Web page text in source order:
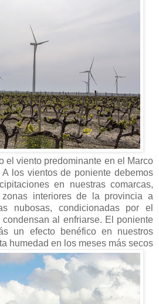
el viento predominante en el Marco
los vientos de poniente debemos
en nuestras comarcas,
interiores de la provincia a
nubosas, condicionadas por el
al enfriarse. El poniente
un efecto benéfico en nuestros
humedad en los meses más secos